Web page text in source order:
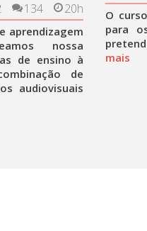
20h
134
aprendizagem
nossa
de ensino à
de
audiovisuais
O
para
mais